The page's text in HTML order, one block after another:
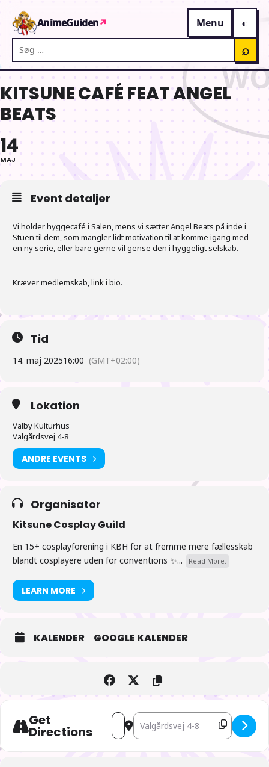
AnimeGuiden↗
Menu
Søg på AnimeGuiden
⌕
KITSUNE CAFÉ FEAT ANGEL
BEATS
14
MAJ
Event detaljer
Vi holder hyggecafé i Salen, mens vi sætter Angel Beats på inde i
Stuen til dem, som mangler lidt motivation til at komme igang med
en ny serie, eller bare gerne vil gense den i hyggeligt selskab.
Kræver medlemskab, link i bio.
Tid
14. maj 202516:00 (GMT+02:00)
Lokation
Valby Kulturhus
Valgårdsvej 4-8
ANDRE EVENTS
Organisator
Kitsune Cosplay Guild
En 15+ cosplayforening i KBH for at fremme mere fællesskab
blandt cosplayere uden for conventions ✨...
Read More.
LEARN MORE
KALENDER GOOGLE KALENDER
Get
Directions
Address - Kitsune Café feat Angel
Destination Address - Kitsune